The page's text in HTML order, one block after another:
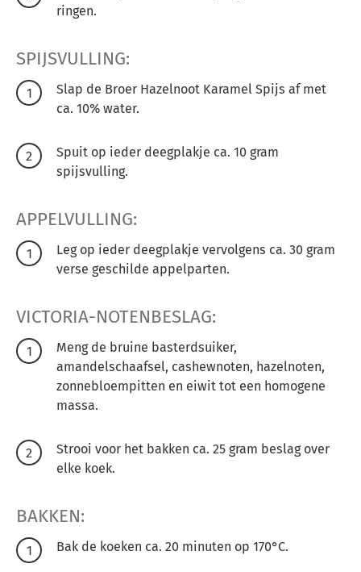
ringen.
SPIJSVULLING:
Slap de Broer Hazelnoot Karamel Spijs af met
ca. 10% water.
Spuit op ieder deegplakje ca. 10 gram
spijsvulling.
APPELVULLING:
Leg op ieder deegplakje vervolgens ca. 30 gram
verse geschilde appelparten.
VICTORIA-NOTENBESLAG:
Meng de bruine basterdsuiker,
amandelschaafsel, cashewnoten, hazelnoten,
zonnebloempitten en eiwit tot een homogene
massa.
Strooi voor het bakken ca. 25 gram beslag over
elke koek.
BAKKEN:
Bak de koeken ca. 20 minuten op 170°C.